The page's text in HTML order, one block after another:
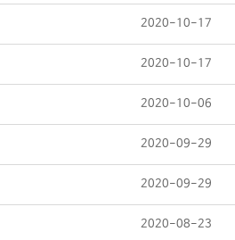
2020-10-17
2020-10-17
2020-10-06
2020-09-29
2020-09-29
2020-08-23